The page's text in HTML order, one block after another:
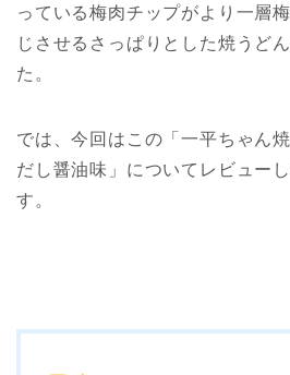
っている梅肉チップがより一層
じさせるさっぱりとした焼うど
た。
では、今回はこの「一平ちゃん
だし醤油味」についてレビュー
す。